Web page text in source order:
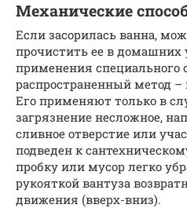
Механические
Если засорилась ванна,
прочистить ее в домашних
применения специального
распространенный метод –
Его применяют только в
загрязнение несложное,
сливное отверстие или
подведен к
пробку или мусор легко
рукояткой вантуза
движения (вверх-вниз).